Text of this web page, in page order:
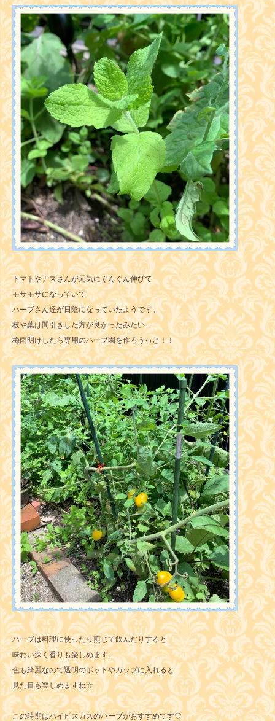
トマトやナスさんが元気にぐんぐん伸びて
モサモサになっていて
ハーブさん達が日陰になっていたようです。
枝や葉は間引きした方が良かったみたい…
梅雨明けしたら専用のハーブ園を作ろうっと！！
ハーブは料理に使ったり煎じて飲んだりすると
味わい深く香りも楽しめます。
色も綺麗なので透明のポットやカップに入れると
見た目も楽しめますね☆
この時期はハイビスカスのハーブがおすすめです♡